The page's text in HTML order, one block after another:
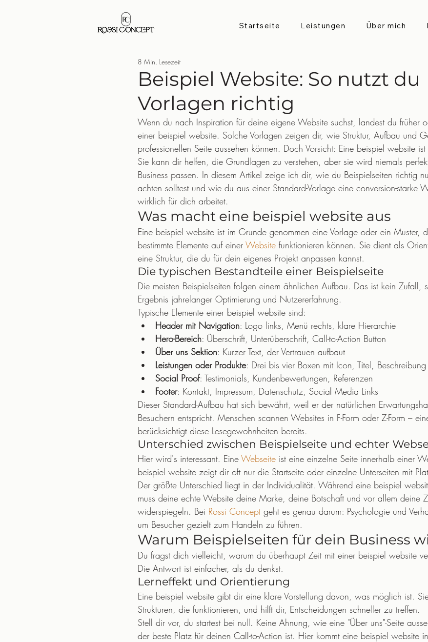
Startseite Leistungen Über mich
Beispiel Website: So nutzt du
Vorlagen richtig
8 Min. Lesezeit
Wenn du nach Inspiration für deine eigene Website suchst, landest du früher
einer beispiel website. Solche Vorlagen zeigen dir, wie Struktur, Aufbau und
professionellen Seite aussehen können. Doch Vorsicht: Eine beispiel website
Sie kann dir helfen, die Grundlagen zu verstehen, aber sie wird niemals
Business passen. In diesem Artikel zeige ich dir, wie du Beispielseiten richtig
achten solltest und wie du aus einer Standard-Vorlage eine conversion-starke
wirklich für dich arbeitet.
Was macht eine beispiel website aus
Eine beispiel website ist im Grunde genommen eine Vorlage oder ein Muster,
bestimmte Elemente auf einer Website funktionieren können. Sie dient als
eine Struktur, die du für dein eigenes Projekt anpassen kannst.
Die typischen Bestandteile einer Beispielseite
Die meisten Beispielseiten folgen einem ähnlichen Aufbau. Das ist kein Zufall,
Ergebnis jahrelanger Optimierung und Nutzererfahrung.
Typische Elemente einer beispiel website sind:
Header mit Navigation: Logo links, Menü rechts, klare Hierarchie
Hero-Bereich: Überschrift, Unterüberschrift, Call-to-Action Button
Über uns Sektion: Kurzer Text, der Vertrauen aufbaut
Leistungen oder Produkte: Drei bis vier Boxen mit Icon, Titel, Beschreibung
Social Proof: Testimonials, Kundenbewertungen, Referenzen
Footer: Kontakt, Impressum, Datenschutz, Social Media Links
Dieser Standard-Aufbau hat sich bewährt, weil er der natürlichen
Besuchern entspricht. Menschen scannen Websites in F-Form oder Z-Form –
berücksichtigt diese Lesegewohnheiten bereits.
Unterschied zwischen Beispielseite und echter
Hier wird's interessant. Eine Webseite ist eine einzelne Seite innerhalb einer
beispiel website zeigt dir oft nur die Startseite oder einzelne Unterseiten mit
Der größte Unterschied liegt in der Individualität. Während eine beispiel
muss deine echte Website deine Marke, deine Botschaft und vor allem deine
widerspiegeln. Bei Rossi Concept geht es genau darum: Psychologie und
um Besucher gezielt zum Handeln zu führen.
Warum Beispielseiten für dein Business
Du fragst dich vielleicht, warum du überhaupt Zeit mit einer beispiel website
Die Antwort ist einfacher, als du denkst.
Lerneffekt und Orientierung
Eine beispiel website gibt dir eine klare Vorstellung davon, was möglich ist.
Strukturen, die funktionieren, und hilft dir, Entscheidungen schneller zu treffen.
Stell dir vor, du startest bei null. Keine Ahnung, wie eine "Über uns"-Seite
der beste Platz für deinen Call-to-Action ist. Hier kommt eine beispiel website